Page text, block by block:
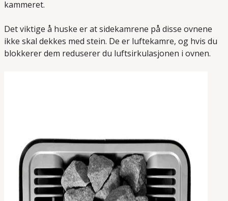
kammeret.
Det viktige å huske er at sidekamrene på disse ovnene
ikke skal dekkes med stein. De er luftekamre, og hvis du
blokkerer dem reduserer du luftsirkulasjonen i ovnen.